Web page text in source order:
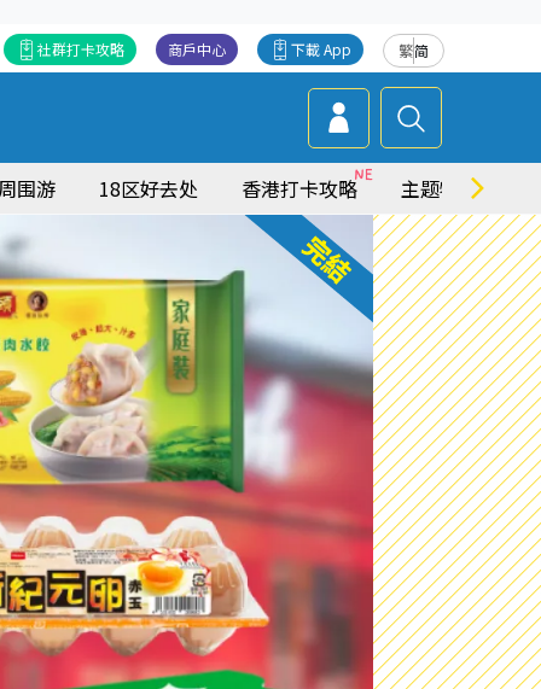
繁简
下載 App
商戶中心
社群打卡攻略
围游 18区好去处 香港打卡攻略 主题特集